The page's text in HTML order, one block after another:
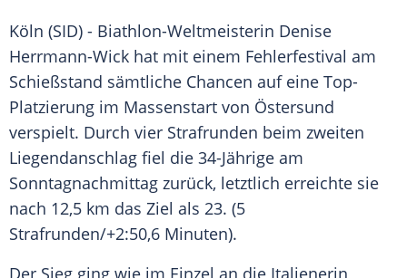
Köln (SID) - Biathlon-Weltmeisterin Denise
Herrmann-Wick hat mit einem Fehlerfestival am
Schießstand sämtliche Chancen auf eine Top-
Platzierung im Massenstart von Östersund
verspielt. Durch vier Strafrunden beim zweiten
Liegendanschlag fiel die 34-Jährige am
Sonntagnachmittag zurück, letztlich erreichte sie
nach 12,5 km das Ziel als 23. (5
Strafrunden/+2:50,6 Minuten).